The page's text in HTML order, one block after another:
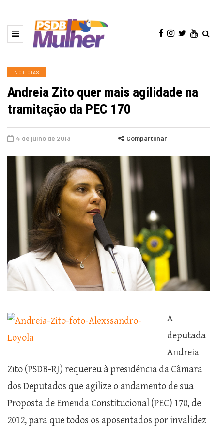
NOTÍCIAS
Andreia Zito quer mais agilidade na
tramitação da PEC 170
4 de julho de 2013 Compartilhar
A
deputada
Andreia
Zito (PSDB-RJ) requereu à presidência da Câmara
dos Deputados que agilize o andamento de sua
Proposta de Emenda Constitucional (PEC) 170, de
2012, para que todos os aposentados por invalidez